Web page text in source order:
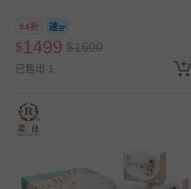
94折
$1499 $1600
已售出 1